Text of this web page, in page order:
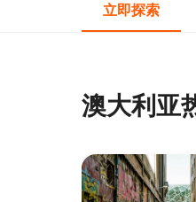
立即探索
澳大利亚